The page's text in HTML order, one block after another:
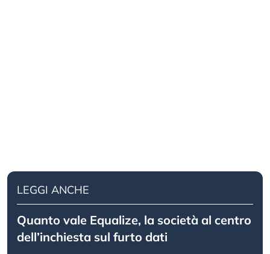
LEGGI ANCHE
Quanto vale Equalize, la società al centro
dell’inchiesta sul furto dati